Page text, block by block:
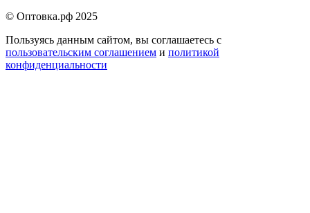
© Оптовка.рф 2025
Пользуясь данным сайтом, вы соглашаетесь с
пользовательским соглашением и политикой
конфиденциальности